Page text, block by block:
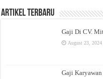
Artikel Terbaru
Gaji Di CV.
August 23, 2024
Gaji